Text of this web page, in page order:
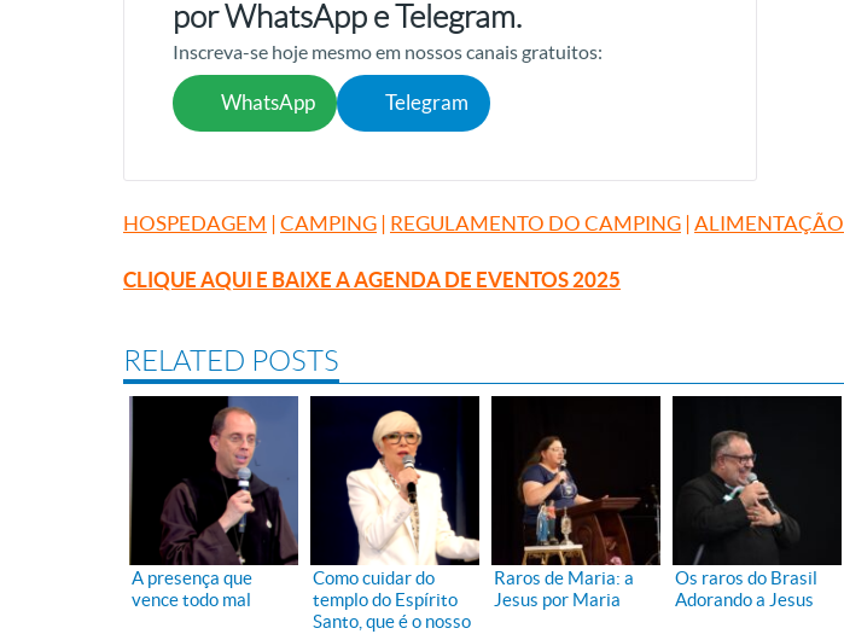
por WhatsApp e Telegram.
Inscreva-se hoje mesmo em nossos canais gratuitos:
WhatsApp Telegram
HOSPEDAGEM | CAMPING | REGULAMENTO DO CAMPING | ALIMENTAÇÃO
CLIQUE AQUI E BAIXE A AGENDA DE EVENTOS 2025
RELATED POSTS
A presença que
vence todo mal
Como cuidar do
templo do Espírito
Santo, que é o nosso
Raros de Maria: a
Jesus por Maria
Os raros do Brasil
Adorando a Jesus